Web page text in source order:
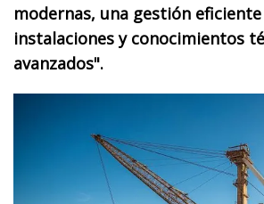
modernas, una gestión
instalaciones y conocimientos
avanzados".